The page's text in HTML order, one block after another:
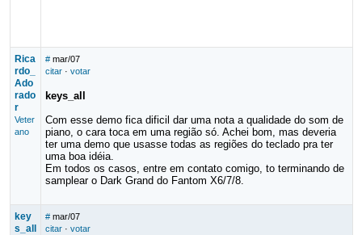
Rica
rdo_
Ado
rado
r
Veter
ano
# mar/07
citar· votar
keys_all
Com esse demo fica dificil dar uma nota a qualidade do som de
piano, o cara toca em uma região só. Achei bom, mas deveria
ter uma demo que usasse todas as regiões do teclado pra ter
uma boa idéia.
Em todos os casos, entre em contato comigo, to terminando de
samplear o Dark Grand do Fantom X6/7/8.
key
s_all
# mar/07
citar· votar